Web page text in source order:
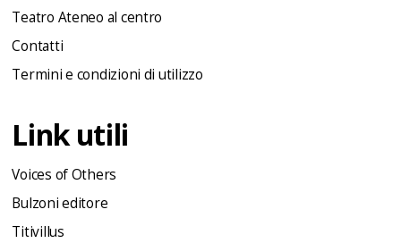
Teatro Ateneo al centro
Contatti
Termini e condizioni di utilizzo
Link utili
Voices of Others
Bulzoni editore
Titivillus